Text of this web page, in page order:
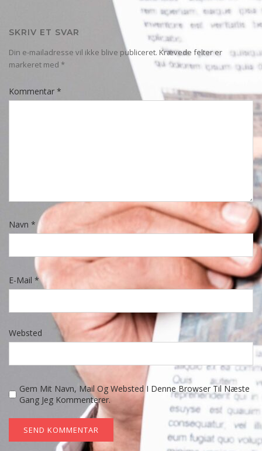
SKRIV ET SVAR
Din e-mailadresse vil ikke blive publiceret. Krævede felter er
markeret med *
Kommentar *
Navn *
E-Mail *
Websted
Gem Mit Navn, Mail Og Websted I Denne Browser Til Næste
Gang Jeg Kommenterer.